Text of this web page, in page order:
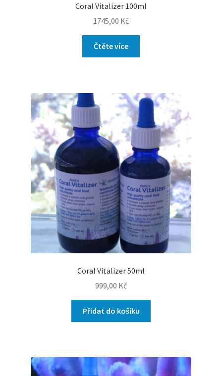
Coral Vitalizer 100ml
1745,00 Kč
Čtěte více
Coral Vitalizer 50ml
999,00 Kč
Přidat do košíku